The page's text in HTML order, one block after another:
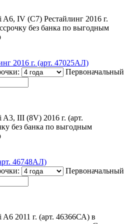
2016 г. (арт. 47025АЛ)
Первоначальный
46748АЛ)
Первоначальный